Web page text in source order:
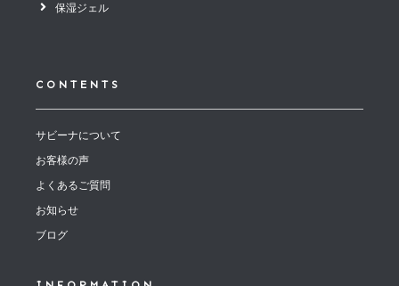
保湿ジェル
CONTENTS
サビーナについて
お客様の声
よくあるご質問
お知らせ
ブログ